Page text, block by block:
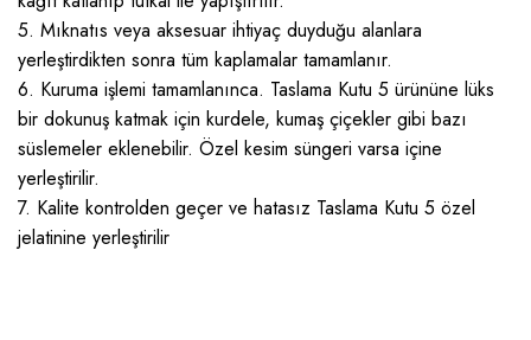
5. Mıknatıs veya aksesuar ihtiyaç duyduğu alanlara
yerleştirdikten sonra tüm kaplamalar tamamlanır.
6. Kuruma işlemi tamamlanınca. Taslama Kutu 5 ürününe lüks
bir dokunuş katmak için kurdele, kumaş çiçekler gibi bazı
süslemeler eklenebilir. Özel kesim süngeri varsa içine
yerleştirilir.
7. Kalite kontrolden geçer ve hatasız Taslama Kutu 5 özel
jelatinine yerleştirilir